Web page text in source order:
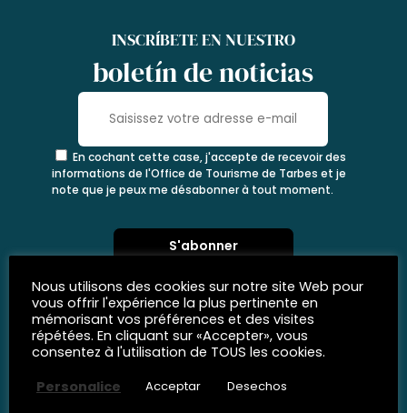
INSCRÍBETE EN NUESTRO
boletín de noticias
En cochant cette case, j'accepte de recevoir des
informations de l'Office de Tourisme de Tarbes et je
note que je peux me désabonner à tout moment.
Nous utilisons des cookies sur notre site Web pour
vous offrir l'expérience la plus pertinente en
mémorisant vos préférences et des visites
répétées. En cliquant sur «Accepter», vous
consentez à l'utilisation de TOUS les cookies.
Personalice
Acceptar Desechos